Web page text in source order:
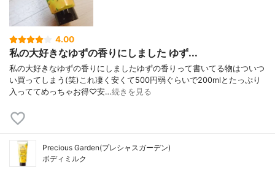
4.00
私の大好きなゆずの香りにしました ゆず...
私の大好きなゆずの香りにしましたゆずの香りって書いてる物はついつ
い買ってしまう(笑)これ凄く安くて500円弱ぐらいで200mlとたっぷり
入っててめっちゃお得♡安…続きを見る
Precious Garden(プレシャスガーデン)
ボディミルク